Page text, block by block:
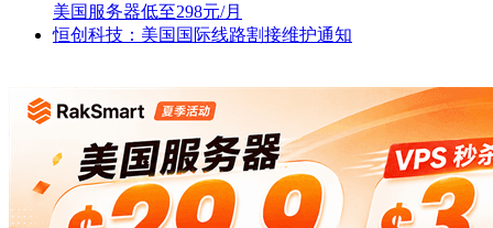
美国服务器低至298元/月
恒创科技：美国国际线路割接维护通知